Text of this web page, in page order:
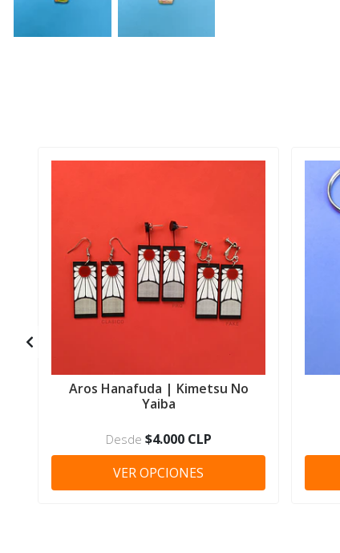
Aros Hanafuda | Kimetsu No
Yaiba
Desde $4.000 CLP
VER OPCIONES